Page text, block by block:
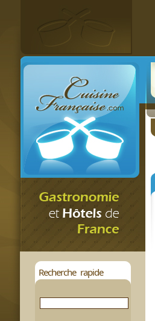
Recherche rapide